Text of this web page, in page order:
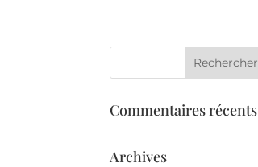
Commentaires récents
Archives